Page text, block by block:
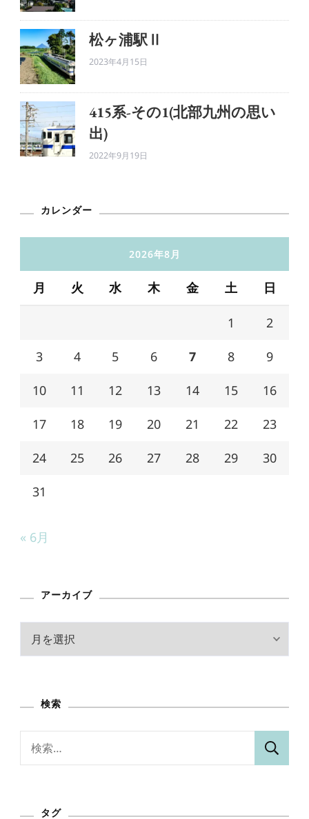
松ヶ浦駅Ⅱ
2023年4月15日
415系-その1(北部九州の思い
出)
2022年9月19日
カレンダー
2026年8月
月 火 水 木 金 土 日
1 2
3 4 5 6 7 8 9
10 11 12 13 14 15 16
17 18 19 20 21 22 23
24 25 26 27 28 29 30
31
« 6月
アーカイブ
ブ
検索
タグ